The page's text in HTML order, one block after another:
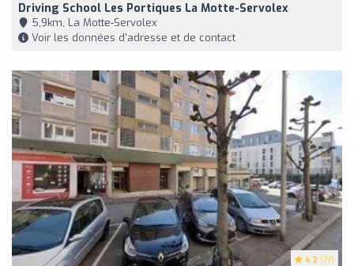
Driving School Les Portiques La Motte-Servolex
5,9km, La Motte-Servolex
Voir les données d'adresse et de contact
4.2 (77)